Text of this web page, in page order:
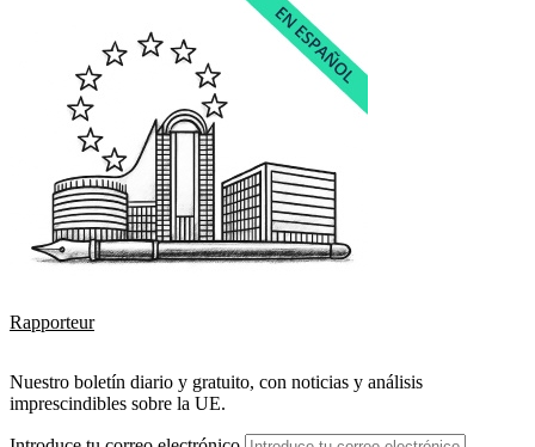
Rapporteur
Nuestro boletín diario y gratuito, con noticias y análisis
imprescindibles sobre la UE.